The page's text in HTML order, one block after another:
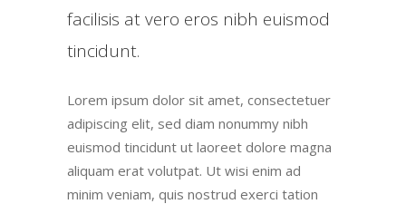
facilisis at vero eros nibh euismod
tincidunt.
Lorem ipsum dolor sit amet, consectetuer
adipiscing elit, sed diam nonummy nibh
euismod tincidunt ut laoreet dolore magna
aliquam erat volutpat. Ut wisi enim ad
minim veniam, quis nostrud exerci tation